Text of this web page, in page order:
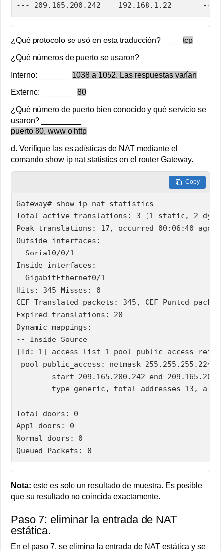
--- 209.165.200.242    192.168.1.22
¿Qué protocolo se usó en esta traducción? ____tcp
¿Qué números de puerto se usaron?
Interno: _______ 1038 a 1052. Las respuestas varían
Externo: ________80
¿Qué número de puerto bien conocido y qué servicio se
usaron? _________
puerto 80, www o http
d. Verifique las estadísticas de NAT mediante el
comando show ip nat statistics en el router Gateway.
Copy
Gateway# show ip nat statistics
Total active translations: 3 (1 static, 2
Peak translations: 17, occurred 00:06:40 ago
Outside interfaces:
  Serial0/0/1
Inside interfaces:
  GigabitEthernet0/1
Hits: 345 Misses: 0
CEF Translated packets: 345, CEF Punted
Expired translations: 20
Dynamic mappings:
-- Inside Source
[Id: 1] access-list 1 pool public_access
pool public_access: netmask 255.255.255.224
start 209.165.200.242 end
type generic, total addresses 13,
Total doors: 0
Appl doors: 0
Normal doors: 0
Queued Packets: 0
Nota: este es solo un resultado de muestra. Es posible
que su resultado no coincida exactamente.
Paso 7: eliminar la entrada de NAT
estática.
En el paso 7, se elimina la entrada de NAT estática y se